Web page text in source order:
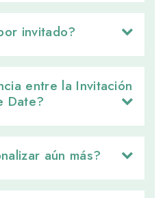
invitado?
entre la Invitación
Date?
aún más?